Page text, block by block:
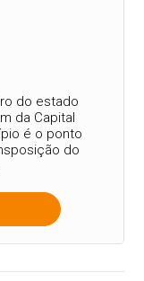
do estado
da Capital
é o ponto
do